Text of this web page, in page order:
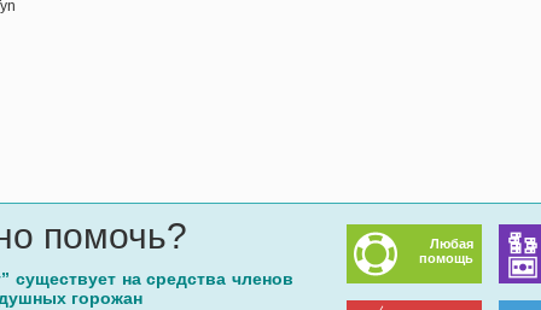
помочь?
существует на средства членов
горожан
Любая
помощь